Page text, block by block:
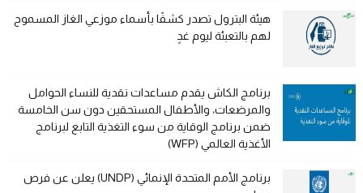
هيئة البترول تصدر كشفًا بأسماء موزعي الغاز المسموح
لهم بالتعبئة ليوم غدٍ
برنامج الكاش يقدم مساعدات نقدية للنساء الحوامل
والمرضعات، والأطفال المستحقين دون سن الخامسة
ضمن برنامج الوقاية من سوء التغذية التابع لبرنامج
الأغذية العالمي (WFP)
برنامج الأمم المتحدة الإنمائي (UNDP) يعلن عن فرص